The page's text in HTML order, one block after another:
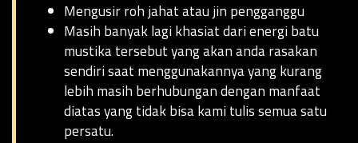
Mengusir roh jahat atau jin pengganggu
Masih banyak lagi khasiat dari energi batu
mustika tersebut yang akan anda rasakan
sendiri saat menggunakannya yang kurang
lebih masih berhubungan dengan manfaat
diatas yang tidak bisa kami tulis semua satu
persatu.